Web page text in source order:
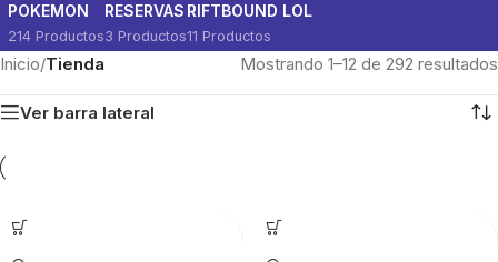
POKEMON
214 Productos
RESERVAS
3 Productos
RIFTBOUND LOL
11 Productos
Inicio/Tienda Mostrando 1–12 de 292 resultados
Ver barra lateral